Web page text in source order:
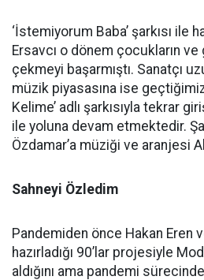
‘İstemiyorum Baba’ şarkısı ile
Ersavcı o dönem çocukların
çekmeyi başarmıştı. Sanatçı
müzik piyasasına ise geçtiğimiz
Kelime’ adlı şarkısıyla tekrar
ile yoluna devam etmektedir.
Özdamar’a müziği ve aranjesi
Sahneyi Özledim
Pandemiden önce Hakan Eren
hazırladığı 90’lar projesiyle
aldığını ama pandemi